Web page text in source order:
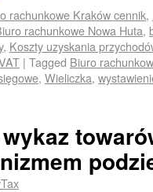
rachunkowe Kraków cennik,
rachunkowe Nowa Huta,
, Koszty uzyskania
| Tagged Biuro
, Wieliczka,